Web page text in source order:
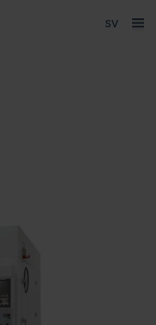
Språk